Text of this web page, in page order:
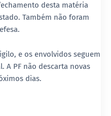
desta matéria
. Também não foram
e os envolvidos seguem
. A PF não descarta novas
dias.